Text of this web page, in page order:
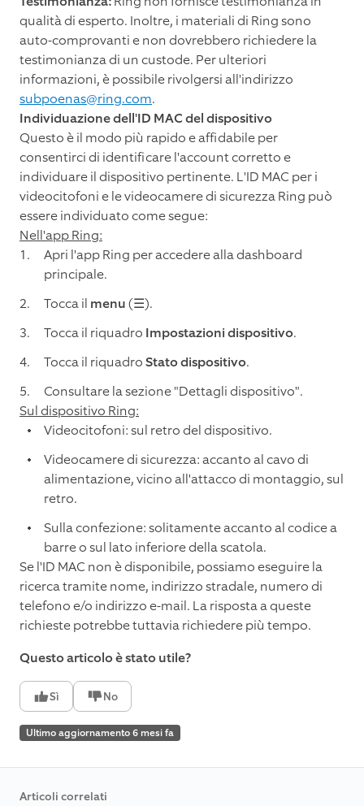
qualità di esperto. Inoltre, i materiali di Ring sono
auto-comprovanti e non dovrebbero richiedere la
testimonianza di un custode. Per ulteriori
informazioni, è possibile rivolgersi all'indirizzo
subpoenas@ring.com.
Individuazione dell'ID MAC del dispositivo
Questo è il modo più rapido e affidabile per
consentirci di identificare l'account corretto e
individuare il dispositivo pertinente. L'ID MAC per i
videocitofoni e le videocamere di sicurezza Ring può
essere individuato come segue:
Nell'app Ring:
Apri l'app Ring per accedere alla dashboard
principale.
Tocca il menu(☰).
Tocca il riquadro Impostazioni dispositivo.
Tocca il riquadroStato dispositivo.
Consultare la sezione "Dettagli dispositivo".
Sul dispositivo Ring:
Videocitofoni: sul retro del dispositivo.
Videocamere di sicurezza: accanto al cavo di
alimentazione, vicino all'attacco di montaggio, sul
retro.
Sulla confezione: solitamente accanto al codice a
barre o sul lato inferiore della scatola.
Se l'ID MAC non è disponibile, possiamo eseguire la
ricerca tramite nome, indirizzo stradale, numero di
telefono e/o indirizzo e-mail. La risposta a queste
richieste potrebbe tuttavia richiedere più tempo.
Questo articolo è stato utile?
Sì No
Ultimo aggiornamento 6 mesi fa
Articoli correlati